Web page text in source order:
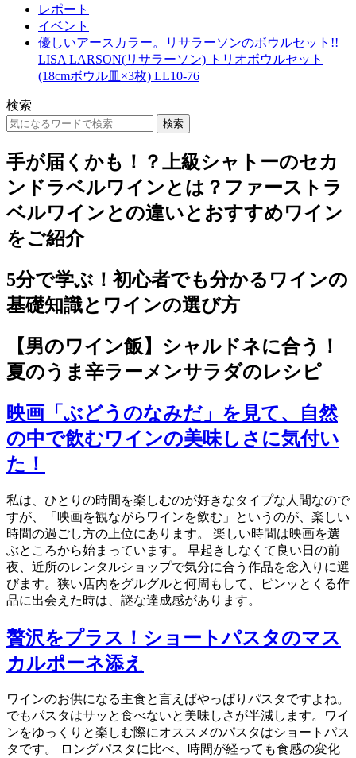
レポート
イベント
優しいアースカラー。リサラーソンのボウルセット!!
LISA LARSON(リサラーソン) トリオボウルセット
(18cmボウル皿×3枚) LL10-76
検索
検索
手が届くかも！？上級シャトーのセカ
ンドラベルワインとは？ファーストラ
ベルワインとの違いとおすすめワイン
をご紹介
5分で学ぶ！初心者でも分かるワインの
基礎知識とワインの選び方
【男のワイン飯】シャルドネに合う！
夏のうま辛ラーメンサラダのレシピ
映画「ぶどうのなみだ」を見て、自然
の中で飲むワインの美味しさに気付い
た！
私は、ひとりの時間を楽しむのが好きなタイプな人間なので
すが、「映画を観ながらワインを飲む」というのが、楽しい
時間の過ごし方の上位にあります。 楽しい時間は映画を選
ぶところから始まっています。 早起きしなくて良い日の前
夜、近所のレンタルショップで気分に合う作品を念入りに選
びます。狭い店内をグルグルと何周もして、ピンッとくる作
品に出会えた時は、謎な達成感があります。
贅沢をプラス！ショートパスタのマス
カルポーネ添え
ワインのお供になる主食と言えばやっぱりパスタですよね。
でもパスタはサッと食べないと美味しさが半減します。ワイ
ンをゆっくりと楽しむ際にオススメのパスタはショートパス
タです。 ロングパスタに比べ、時間が経っても食感の変化